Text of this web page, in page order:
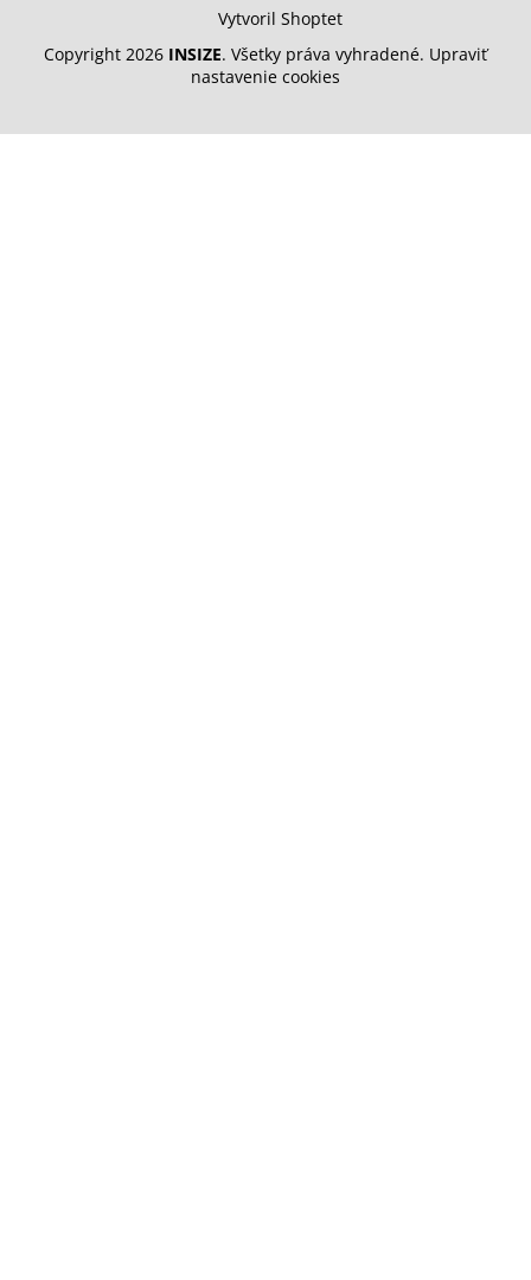
Vytvoril Shoptet
Copyright 2026 INSIZE. Všetky práva vyhradené. Upraviť
nastavenie cookies